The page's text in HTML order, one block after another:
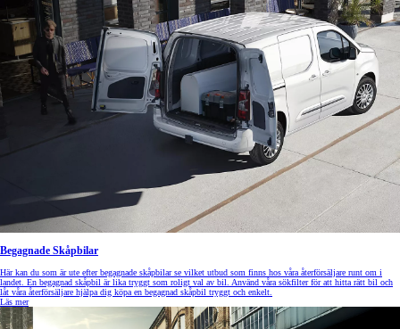
Begagnade Skåpbilar
Här kan du som är ute efter begagnade skåpbilar se vilket utbud som finns hos våra återförsäljare runt om i
landet. En begagnad skåpbil är lika tryggt som roligt val av bil. Använd våra sökfilter för att hitta rätt bil och
låt våra återförsäljare hjälpa dig köpa en begagnad skåpbil tryggt och enkelt.
Läs mer